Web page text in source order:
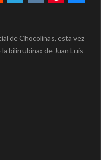
de Chocolinas, esta vez
bilirrubina» de Juan Luis